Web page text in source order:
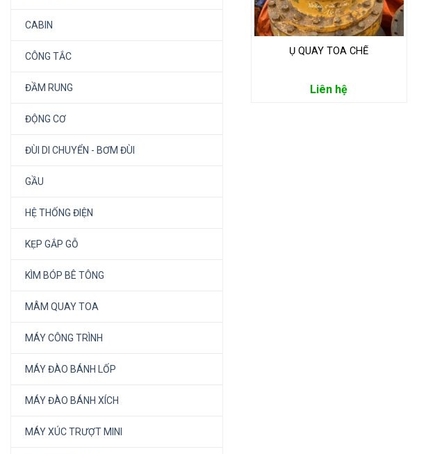
CABIN
CÔNG TẮC
ĐẦM RUNG
ĐỘNG CƠ
ĐÙI DI CHUYỂN - BƠM ĐÙI
GẦU
HỆ THỐNG ĐIỆN
KẸP GẮP GỖ
KÌM BÓP BÊ TÔNG
MÂM QUAY TOA
MÁY CÔNG TRÌNH
MÁY ĐÀO BÁNH LỐP
MÁY ĐÀO BÁNH XÍCH
MÁY XÚC TRƯỢT MINI
Ụ QUAY TOA CHẾ
Liên hệ